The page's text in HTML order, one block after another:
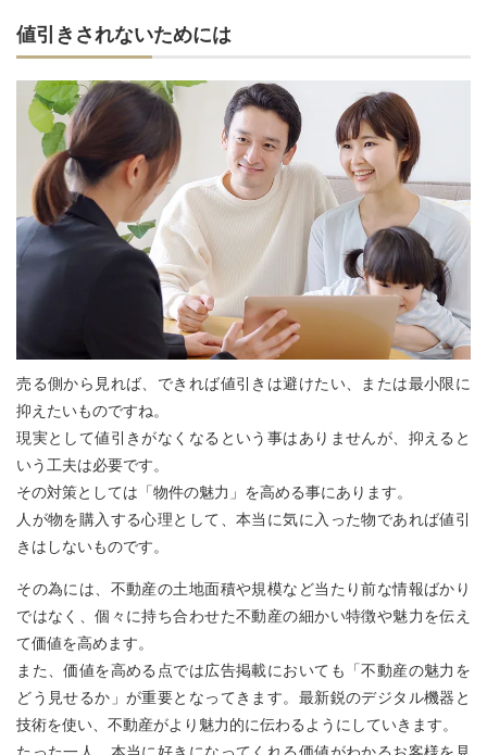
値引きされないためには
売る側から見れば、できれば値引きは避けたい、または最小限に
抑えたいものですね。
現実として値引きがなくなるという事はありませんが、抑えると
いう工夫は必要です。
その対策としては「物件の魅力」を高める事にあります。
人が物を購入する心理として、本当に気に入った物であれば値引
きはしないものです。
その為には、不動産の土地面積や規模など当たり前な情報ばかり
ではなく、個々に持ち合わせた不動産の細かい特徴や魅力を伝え
て価値を高めます。
また、価値を高める点では広告掲載においても「不動産の魅力を
どう見せるか」が重要となってきます。最新鋭のデジタル機器と
技術を使い、不動産がより魅力的に伝わるようにしていきます。